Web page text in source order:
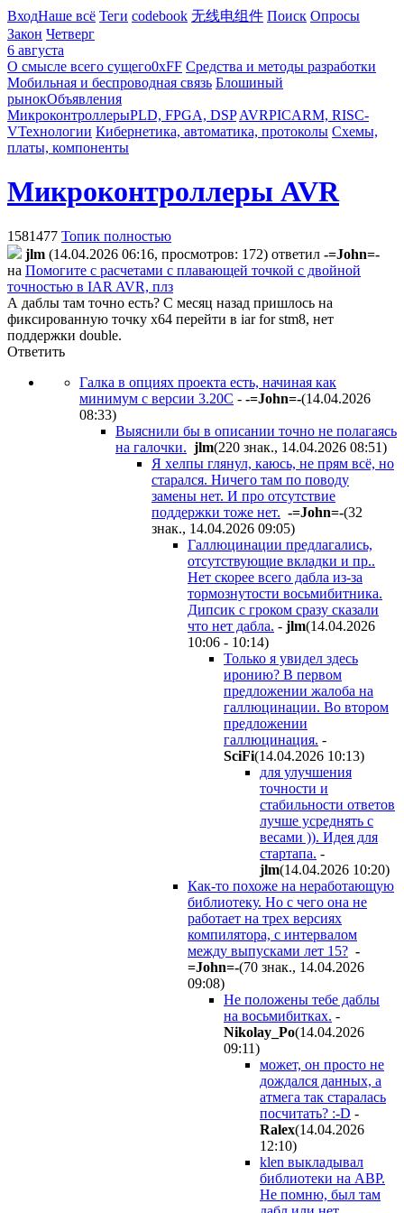
ВходНаше всё Теги codebook 无线电组件 Поиск Опросы
Закон Четверг
6 августа
О смысле всего сущего0xFF Средства и методы разработки
Мобильная и беспроводная связь Блошиный
рынокОбъявления
МикроконтроллерыPLD, FPGA, DSP AVRPICARM, RISC-
VТехнологии Кибернетика, автоматика, протоколы Схемы,
платы, компоненты
Микроконтроллеры AVR
1581477 Топик полностью
jlm (14.04.2026 06:16, просмотров: 172) ответил -=John=-
на Помогите с расчетами с плавающей точкой с двойной
точностью в IAR AVR, плз
А даблы там точно есть? С месяц назад пришлось на
фиксированную точку x64 перейти в iar for stm8, нет
поддержки double.
Ответить
Галка в опциях проекта есть, начиная как
минимум с версии 3.20С - -=John=-(14.04.2026
08:33)
Выяснили бы в описании точно не полагаясь
на галочки. jlm(220 знак., 14.04.2026 08:51)
Я хелпы глянул, каюсь, не прям всё, но
старался. Ничего там по поводу
замены нет. И про отсутствие
поддержки тоже нет. -=John=-(32
знак., 14.04.2026 09:05)
Галлюцинации предлагались,
отсутствующие вкладки и пр..
Нет скорее всего дабла из-за
тормознутости восьмибитникa.
Дипсик с гроком сразу сказали
что нет дабла. - jlm(14.04.2026
10:06 - 10:14)
Только я увидел здесь
иронию? В первом
предложении жалоба на
галлюцинации. Во втором
предложении
галлюцинация. -
SciFi(14.04.2026 10:13)
для улучшения
точности и
стабильности ответов
лучше усреднять с
весами )). Идея для
стартапа. -
jlm(14.04.2026 10:20)
Как-то похоже на неработающую
библиотеку. Но с чего она не
работает на трех версиях
компилятора, с интервалом
между выпусками лет 15? -
=John=-(70 знак., 14.04.2026
09:08)
Не положены тебе даблы
на восьмибитках. -
Nikolay_Po(14.04.2026
09:11)
может, он просто не
дождался данных, а
атмега так старалась
посчитать? :-D -
Ralex(14.04.2026
12:10)
klen выкладывал
библиотеки на АВР.
Не помню, был там